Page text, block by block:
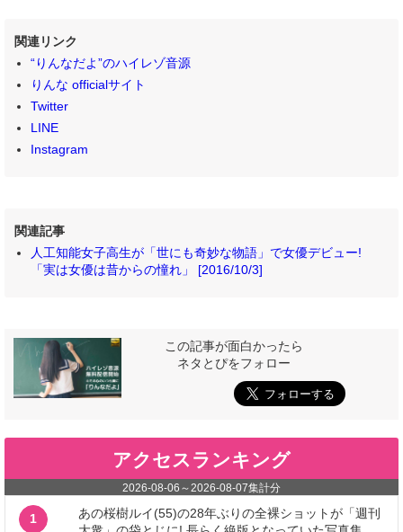
関連リンク
“りんなだよ”のハイレゾ音源
りんな officialサイト
Twitter
LINE
Instagram
関連記事
人工知能女子高生が「世にも奇妙な物語」で女優デビュー!
「実は女優は昔からの憧れ」 [2016/10/3]
この記事が面白かったら
ネタとぴをフォロー
アクセスランキング
2026-08-06 ～ 2026-08-07集計分
1
あの桜樹ルイ(55)の28年ぶりの全裸ショットが「週刊